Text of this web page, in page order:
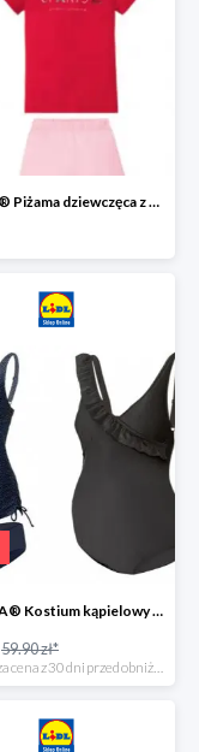
LUPILU® Piżama dziewczęca z bawełny -41%
ESMARA® Kostium kąpielowy ciążowy lub tankini ciążowe -50%
59.90 zł*